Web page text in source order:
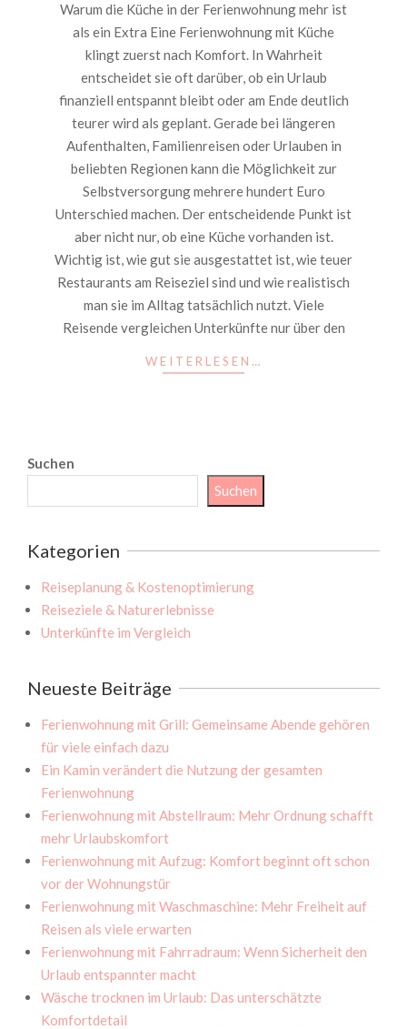
15
Warum die Küche in der Ferienwohnung mehr ist
als ein Extra Eine Ferienwohnung mit Küche
klingt zuerst nach Komfort. In Wahrheit
entscheidet sie oft darüber, ob ein Urlaub
finanziell entspannt bleibt oder am Ende deutlich
teurer wird als geplant. Gerade bei längeren
Aufenthalten, Familienreisen oder Urlauben in
beliebten Regionen kann die Möglichkeit zur
Selbstversorgung mehrere hundert Euro
Unterschied machen. Der entscheidende Punkt ist
aber nicht nur, ob eine Küche vorhanden ist.
Wichtig ist, wie gut sie ausgestattet ist, wie teuer
Restaurants am Reiseziel sind und wie realistisch
man sie im Alltag tatsächlich nutzt. Viele
Reisende vergleichen Unterkünfte nur über den
WEITERLESEN…
Suchen
Suchen
Kategorien
Reiseplanung & Kostenoptimierung
Reiseziele & Naturerlebnisse
Unterkünfte im Vergleich
Neueste Beiträge
Ferienwohnung mit Grill: Gemeinsame Abende gehören
für viele einfach dazu
Ein Kamin verändert die Nutzung der gesamten
Ferienwohnung
Ferienwohnung mit Abstellraum: Mehr Ordnung schafft
mehr Urlaubskomfort
Ferienwohnung mit Aufzug: Komfort beginnt oft schon
vor der Wohnungstür
Ferienwohnung mit Waschmaschine: Mehr Freiheit auf
Reisen als viele erwarten
Ferienwohnung mit Fahrradraum: Wenn Sicherheit den
Urlaub entspannter macht
Wäsche trocknen im Urlaub: Das unterschätzte
Komfortdetail